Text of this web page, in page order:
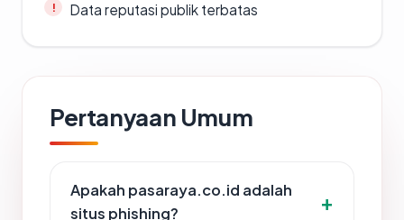
Data reputasi publik terbatas
Pertanyaan Umum
Apakah pasaraya.co.id adalah
situs phishing?